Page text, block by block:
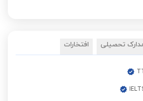
تحصیلی افتخارات